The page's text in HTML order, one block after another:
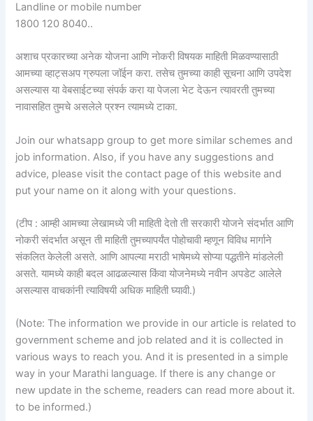
Landline or mobile number
1800 120 8040..
अशाच प्रकारच्या अनेक योजना आणि नोकरी विषयक माहिती मिळवण्यासाठी
आमच्या व्हाट्सअप ग्रुपला जॉईन करा. तसेच तुमच्या काही सूचना आणि उपदेश
असल्यास या वेबसाईटच्या संपर्क करा या पेजला भेट देऊन त्यावरती तुमच्या
नावासहित तुमचे असलेले प्रश्न त्यामध्ये टाका.
Join our whatsapp group to get more similar schemes and
job information. Also, if you have any suggestions and
advice, please visit the contact page of this website and
put your name on it along with your questions.
(टीप : आम्ही आमच्या लेखामध्ये जी माहिती देतो ती सरकारी योजने संदर्भात आणि
नोकरी संदर्भात असून ती माहिती तुमच्यापर्यंत पोहोचावी म्हणून विविध मार्गाने
संकलित केलेली असते. आणि आपल्या मराठी भाषेमध्ये सोप्या पद्धतीने मांडलेली
असते. यामध्ये काही बदल आढळल्यास किंवा योजनेमध्ये नवीन अपडेट आलेले
असल्यास वाचकांनी त्याविषयी अधिक माहिती घ्यावी.)
(Note: The information we provide in our article is related to
government scheme and job related and it is collected in
various ways to reach you. And it is presented in a simple
way in your Marathi language. If there is any change or
new update in the scheme, readers can read more about it.
to be informed.)